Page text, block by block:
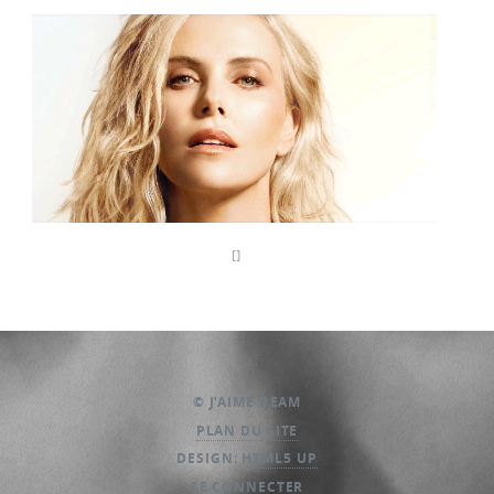
© J’AIME DEAM
PLAN DU SITE
DESIGN: HTML5 UP
SE CONNECTER